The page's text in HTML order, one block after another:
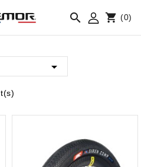
 (0)

